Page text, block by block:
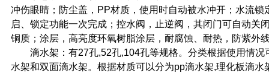
冲伤眼睛；防尘盖，PP材质，使用时自动被水冲开；水流锁
启、锁定功能一次完成；控水阀，止逆阀，其闭门可自动关
铜质；涂层，高亮度环氧树脂涂层，耐腐蚀、耐热，防紫外
滴水架：有27孔,52孔,104孔等规格。分类根据使用情况
水架和双面滴水架。根据材质可以分为pp滴水架,理化板滴水